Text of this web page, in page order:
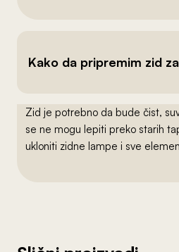
Kako da pripremim zid
Zid je potrebno da bude čist,
se ne mogu lepiti preko starih
ukloniti zidne lampe i sve